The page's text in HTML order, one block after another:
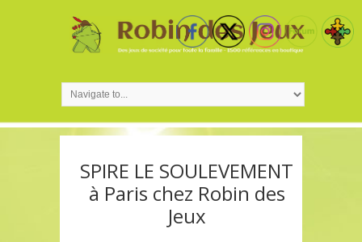
SPIRE LE SOULEVEMENT
à Paris chez Robin des
Jeux